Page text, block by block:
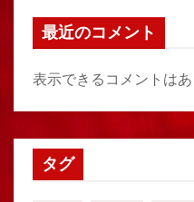
最近のコメント
表示できるコメントはあ
タグ